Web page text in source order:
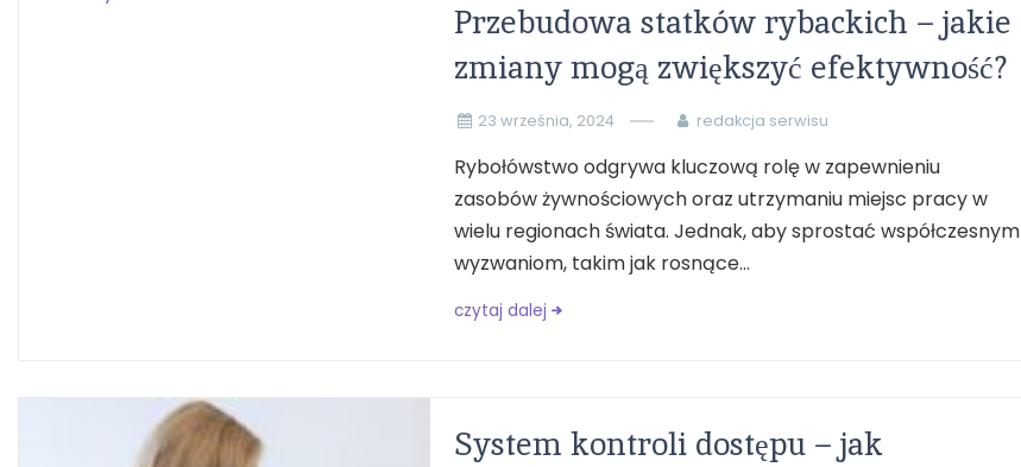
Przebudowa statków rybackich – jakie
zmiany mogą zwiększyć efektywność?
23 września, 2024 redakcja serwisu
Rybołówstwo odgrywa kluczową rolę w zapewnieniu
zasobów żywnościowych oraz utrzymaniu miejsc pracy w
wielu regionach świata. Jednak, aby sprostać współczesnym
wyzwaniom, takim jak rosnące...
czytaj dalej
System kontroli dostępu – jak